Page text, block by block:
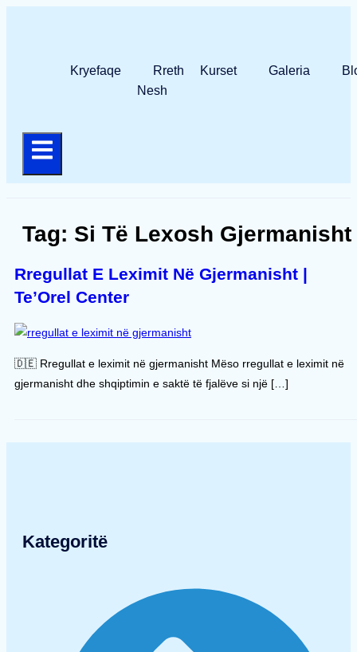
Kryefaqe
Rreth
Nesh
Kurset Galeria
Hamburger Toggle Menu
Tag: Si Të Lexosh Gjermanisht
Rregullat E Leximit Në Gjermanisht |
Te’Orel Center
🇩🇪 Rregullat e leximit në gjermanisht Mëso rregullat e leximit në
gjermanisht dhe shqiptimin e saktë të fjalëve si një […]
Kategoritë